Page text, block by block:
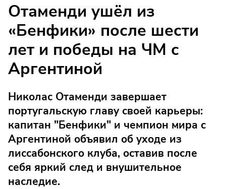
Отаменди ушёл из
«Бенфики» после шести
лет и победы на ЧМ с
Аргентиной
Николас Отаменди завершает
португальскую главу своей карьеры:
капитан "Бенфики" и чемпион мира с
Аргентиной объявил об уходе из
лиссабонского клуба, оставив после
себя яркий след и внушительное
наследие.